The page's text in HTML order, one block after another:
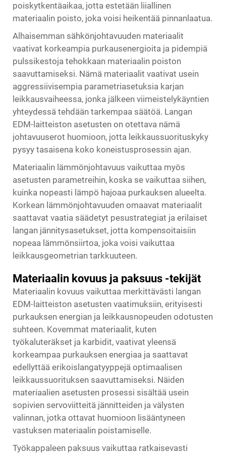
poiskytkentäaikaa, jotta estetään liiallinen
materiaalin poisto, joka voisi heikentää pinnanlaatua.
Alhaisemman sähkönjohtavuuden materiaalit
vaativat korkeampia purkausenergioita ja pidempiä
pulssikestoja tehokkaan materiaalin poiston
saavuttamiseksi. Nämä materiaalit vaativat usein
aggressiivisempia parametriasetuksia karjan
leikkausvaiheessa, jonka jälkeen viimeistelykäyntien
yhteydessä tehdään tarkempaa säätöä. Langan
EDM-laitteiston asetusten on otettava nämä
johtavuuserot huomioon, jotta leikkaussuorituskyky
pysyy tasaisena koko koneistusprosessin ajan.
Materiaalin lämmönjohtavuus vaikuttaa myös
asetusten parametreihin, koska se vaikuttaa siihen,
kuinka nopeasti lämpö hajoaa purkauksen alueelta.
Korkean lämmönjohtavuuden omaavat materiaalit
saattavat vaatia säädetyt pesustrategiat ja erilaiset
langan jännitysasetukset, jotta kompensoitaisiin
nopeaa lämmönsiirtoa, joka voisi vaikuttaa
leikkausgeometrian tarkkuuteen.
Materiaalin kovuus ja paksuus -tekijät
Materiaalin kovuus vaikuttaa merkittävästi langan
EDM-laitteiston asetusten vaatimuksiin, erityisesti
purkauksen energian ja leikkausnopeuden odotusten
suhteen. Kovemmat materiaalit, kuten
työkaluteräkset ja karbidit, vaativat yleensä
korkeampaa purkauksen energiaa ja saattavat
edellyttää erikoislangatyyppejä optimaalisen
leikkaussuorituksen saavuttamiseksi. Näiden
materiaalien asetusten prosessi sisältää usein
sopivien servoviitteitä jännitteiden ja välysten
valinnan, jotka ottavat huomioon lisääntyneen
vastuksen materiaalin poistamiselle.
Työkappaleen paksuus vaikuttaa ratkaisevasti